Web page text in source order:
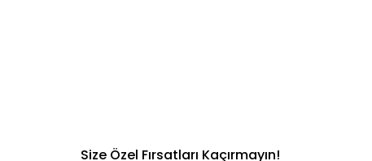
Size Özel Fırsatları Kaçırmayın!